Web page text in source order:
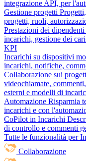
integrazione API, per
Gestione progetti
progetti, ruoli,
Prestazioni dei dipendenti
incarichi, gestione dei
KPI
Incarichi su dispositivi
incarichi, notifiche,
Collaborazione sui
videochiamate,
esterni e modelli di
Automazione Risparmia
incarichi e con
CoPilot in Incarichi
di controllo e commenti
Tutte le funzionalità per
Collaborazione